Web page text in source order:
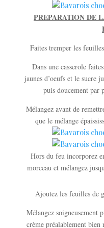
PREPARATION DE
Faites tremper les
Dans une casserole
jaunes d’oeufs et le sucre
puis doucement
Mélangez avant de
que le mélange
Hors du feu incorporez
morceau et mélangez
Ajoutez les feuilles de
Mélangez soigneusement
crème préalablement